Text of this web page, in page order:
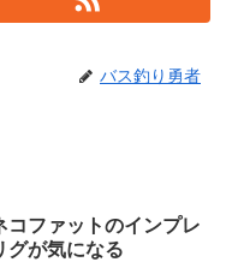
バス釣り勇者
コファットのインプレ
グが気になる